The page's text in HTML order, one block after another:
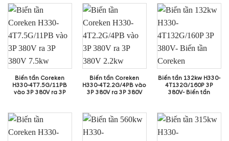
Biến tần Coreken
H330-4T7.5G/11PB
vào 3P 380V ra 3P
Biến tần Coreken
H330-4T2.2G/4PB vào
3P 380V ra 3P 380V
Biến tần 132kw H330-
4T132G/160P 3P
380V- Biến tần